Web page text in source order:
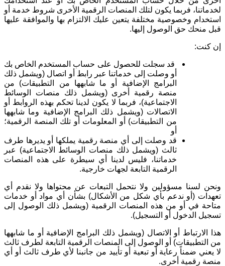
لخدماتنا، فربما يكون لتلك المنصات الرقمية الأخرى شروط خدمة أو
استخدام وخصوصية مختلفة يتعين عليك الالتزام بها والموافقة عليها
قبل منحك حق الوصول إليها.
إن كنت:
قد سجلت للحصول على حساب المستخدم الخاص بك
أو وصلت إلى خدماتنا عبر رابط أو اتصال (ويشمل ذلك
البرامج الإضافية أو ما شابهها من التطبيقات) من
منصة رقمية أخرى (ويشمل ذلك منصات الوسائط
الاجتماعية)، فربما لا يكون لدينا تحكم بهذه الروابط أو
الاتصالات (ويشمل ذلك البرامج الإضافية وما شابهها
من التطبيقات) أو المعلومات أو تلك المنصة الرقمية؛
أو
قد وصلت إلى أي منصة رقمية يملكها أو يديرها طرف
ثالث (ويشمل ذلك منصات الوسائط الاجتماعية) عبر
خدماتنا، فليس لدينا أي سيطرة على هذه المنصات
الرقمية التابعة لجهات خارجية.
ونحن لسنا مسؤولين ولا نتحمل التبعات عن محتواها ولا نقدم أي
تعهدات (أو ندعم بأي شكل من الأشكال) بشأن أي مواد أو خدمات
متاحة في أو من هذه المنصات الرقمية (ويشمل ذلك الوصول إلى
تسجيل الدخول أو التسجيل).
هذا الارتباط أو الاتصال (ويشمل ذلك البرامج الإضافية أو ما شابهها
من التطبيقات) أو الوصول إلى المنصات الرقمية التابعة لطرف ثالث
لا يعني ضمناً رعاية أو تبعية أو تأييد من جانبنا لأي طرف ثالث أو أي
منصة رقمية أخرى.